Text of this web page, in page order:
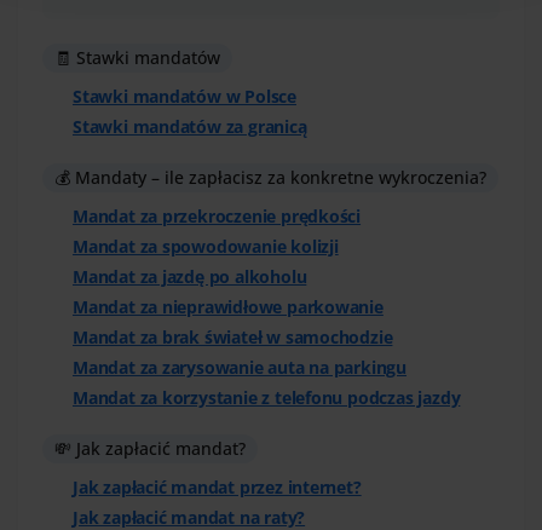
🧾 Stawki mandatów
Stawki mandatów w Polsce
Stawki mandatów za granicą
💰 Mandaty – ile zapłacisz za konkretne wykroczenia?
Mandat za przekroczenie prędkości
Mandat za spowodowanie kolizji
Mandat za jazdę po alkoholu
Mandat za nieprawidłowe parkowanie
Mandat za brak świateł w samochodzie
Mandat za zarysowanie auta na parkingu
Mandat za korzystanie z telefonu podczas jazdy
💸 Jak zapłacić mandat?
Jak zapłacić mandat przez internet?
Jak zapłacić mandat na raty?